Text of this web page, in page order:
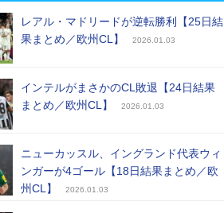
レアル・マドリードが逆転勝利【25日結
果まとめ／欧州CL】
2026.01.03
インテルがまさかのCL敗退【24日結果
まとめ／欧州CL】
2026.01.03
ニューカッスル、イングランド代表ウィ
ンガーが4ゴール【18日結果まとめ／欧
州CL】
2026.01.03